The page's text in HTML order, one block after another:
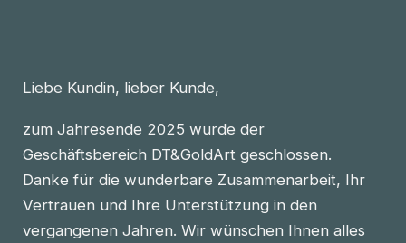
Liebe Kundin, lieber Kunde,
zum Jahresende 2025 wurde der
Geschäftsbereich DT&GoldArt geschlossen.
Danke für die wunderbare Zusammenarbeit, Ihr
Vertrauen und Ihre Unterstützung in den
vergangenen Jahren. Wir wünschen Ihnen alles